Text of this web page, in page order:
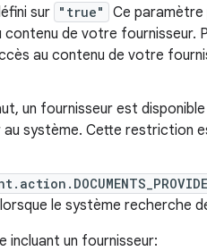
sur "true"
Ce
de votre fournisseur.
au contenu de votre
un fournisseur est
système. Cette restriction
le système recherche
incluant un fournisseur: